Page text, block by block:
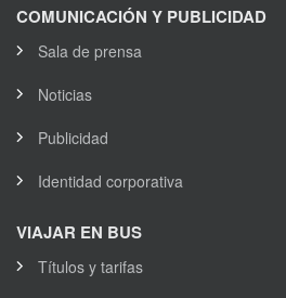
COMUNICACIÓN Y PUBLICIDAD
Sala de prensa
Noticias
Publicidad
Identidad corporativa
VIAJAR EN BUS
Títulos y tarifas